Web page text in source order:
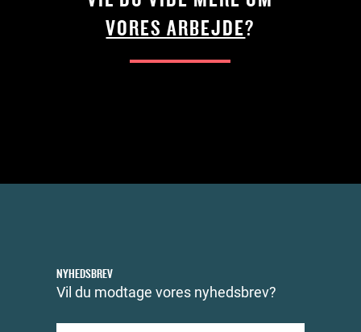
VORES ARBEJDE?
NYHEDSBREV
Vil du modtage vores nyhedsbrev?